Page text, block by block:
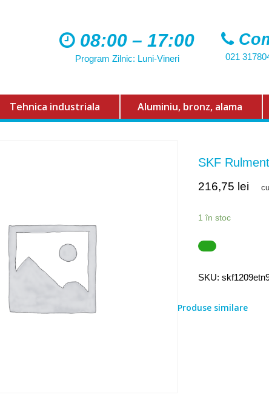
08:00 – 17:00
Program Zilnic: Luni-Vineri 021
Tehnica industriala Aluminiu, bronz, alama
SKF
216,75 lei
1 în stoc
SKU:
Produse similare